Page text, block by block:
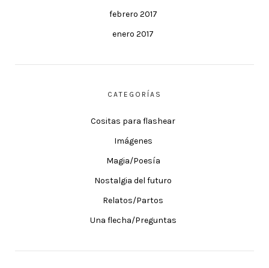
febrero 2017
enero 2017
CATEGORÍAS
Cositas para flashear
Imágenes
Magia/Poesía
Nostalgia del futuro
Relatos/Partos
Una flecha/Preguntas